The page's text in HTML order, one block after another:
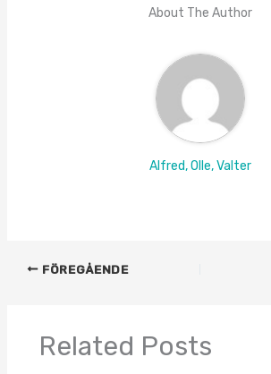
About The Author
Alfred, Olle, Valter
FÖREGÅENDE
Related Posts